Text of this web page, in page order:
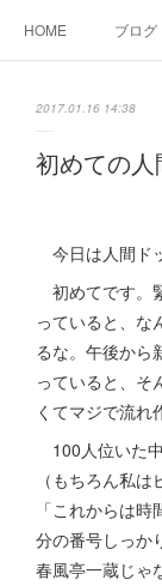
HOME ブログ
2017.01.16 14:38
初めての人
今日は人間ド
初めてです。
っていると、
るな。午後か
っていると、そ
くてマジで流れ
100人位いた
（もちろん私
「これからは
分の番号しっか
春風亭一蔵じゃ